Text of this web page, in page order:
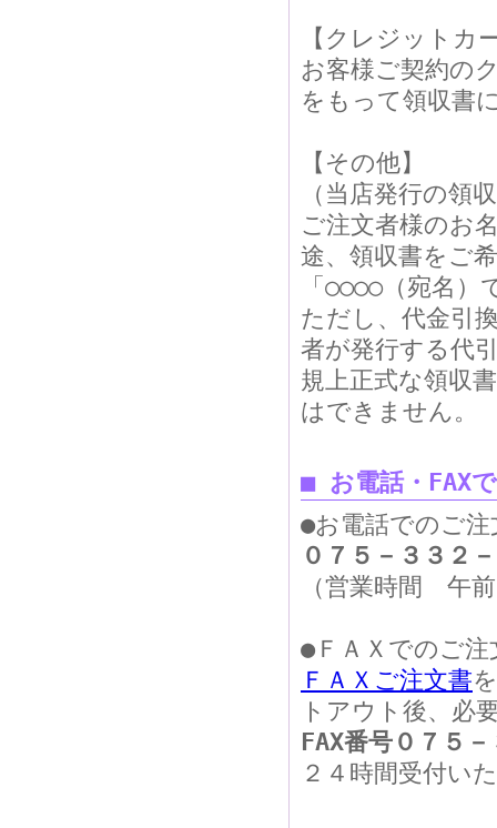
【クレジットカ
お客様ご契約の
をもって領収書
【その他】
（当店発行の領
ご注文者様のお
途、領収書をご
「○○○○（宛名
ただし、代金引
者が発行する代
規上正式な領収
はできません。
■ お電話・FAX
●お電話でのご注
０７５－３３２
（営業時間 午
●ＦＡＸでのご注
ＦＡＸご注文書
トアウト後、必
FAX番号０７５
２４時間受付い